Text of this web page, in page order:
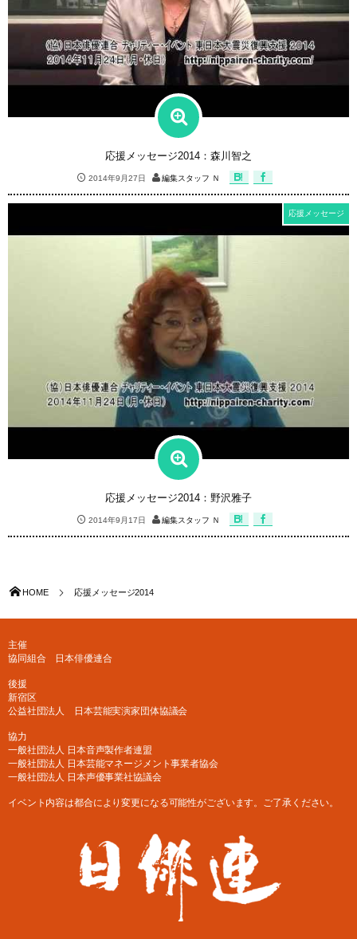
応援メッセージ2014：森川智之
2014年9月27日 編集スタッフ Ｎ
応援メッセージ2014：野沢雅子
2014年9月17日
応援メッセージ
編集スタッフ Ｎ
HOME 応援メッセージ2014
主催
協同組合 日本俳優連合
後援
新宿区
公益社団法人 日本芸能実演家団体協議会
協力
一般社団法人 日本音声製作者連盟
一般社団法人 日本芸能マネージメント事業者協会
一般社団法人 日本声優事業社協議会
イベント内容は都合により変更になる可能性がございます。ご了承ください。